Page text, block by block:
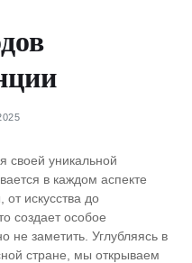
своей уникальной
в каждом аспекте
искусства до
создает особое
не заметить. Углубляясь в
стране, мы открываем